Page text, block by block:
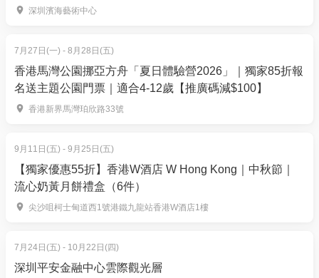
您亦可分享您的個人籌款網頁給家人朋友，邀請他
電子證書及紀念禮品：
前步行至少10公里或以上的參加者均可獲得電子證書1
張及紀念禮品1份，包括紀念環保袋1個、運動冰感毛
巾1條、不銹鋼餐具套裝1份及Babo Botanicals護膚級
人數計算，每組最多3張電子證書及3份紀念禮品
獎項：
「最高籌款獎」– 每個組別頭3位籌款總額最高參加者
團體
深圳濱海藝術中心
7月27日(一) - 8月28日(五)
香港馬灣公園挪亞方舟「夏日體驗營2026」｜獨家85折報
名送主題公園門票｜適合4-12歲【推廣碼減$100】
香港新界馬灣珀欣路33號
9月11日(五) - 9月25日(五)
【獨家優惠55折】香港W酒店 W Hong Kong｜中秋節｜
流心奶黃月餅禮盒（6件）
尖沙咀柯士甸道西1號港鐵九龍站香港W酒店1樓
7月24日(五) - 10月22日(四)
深圳平安金融中心雲際觀光層